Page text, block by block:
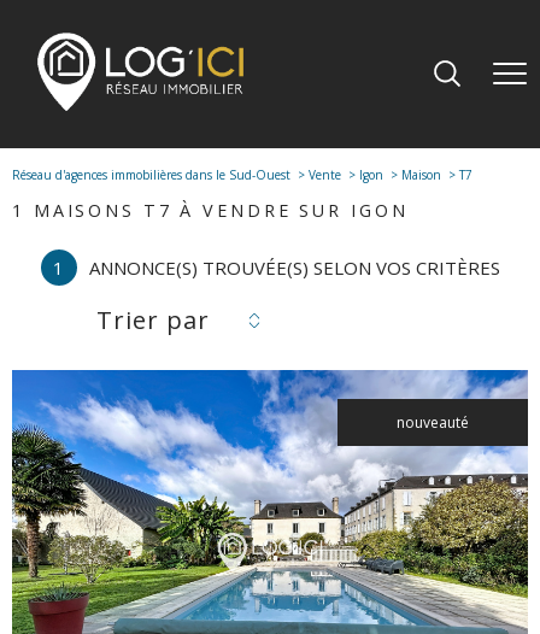
Réseau d'agences immobilières dans le Sud-Ouest Vente Igon Maison T7
1 MAISONS T7 À VENDRE SUR IGON
1 ANNONCE(S) TROUVÉE(S) SELON VOS CRITÈRES
Trier par
nouveauté
voir le
bien